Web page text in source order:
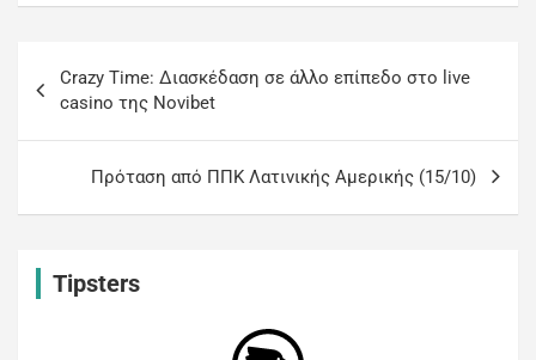
Crazy Time: Διασκέδαση σε άλλο επίπεδο στο live
casino της Novibet
Πρόταση από ΠΠΚ Λατινικής Αμερικής (15/10)
Tipsters